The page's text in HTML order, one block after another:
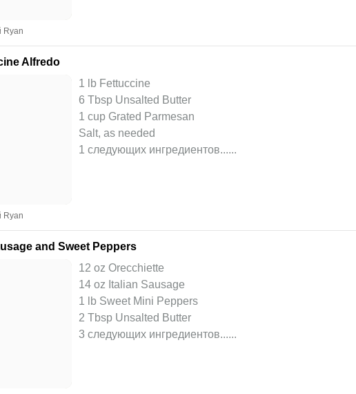
Ryan
Alfredo
1 lb Fettuccine
6 Tbsp Unsalted Butter
1 cup Grated Parmesan
Salt, as needed
1 следующих ингредиентов......
Ryan
and Sweet Peppers
12 oz Orecchiette
14 oz Italian Sausage
1 lb Sweet Mini Peppers
2 Tbsp Unsalted Butter
3 следующих ингредиентов...